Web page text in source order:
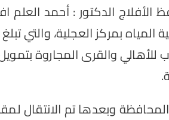
الدكتور : أحمد العلم
للأهالي والقرى المجاروة
وبعدها تم الانتقال